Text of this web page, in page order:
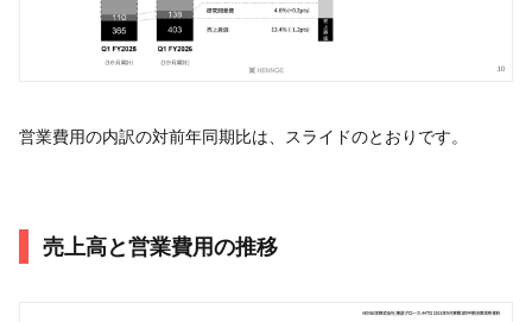
営業費用の内訳の対前年同期比は、スライドのとおりです。
売上高と営業費用の推移